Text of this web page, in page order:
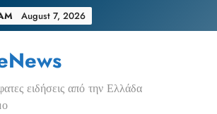
August 7, 2026
ειδήσεις από την Ελλάδα